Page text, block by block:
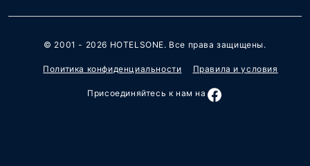
© 2001 - 2026 HOTELSONE. Все права защищены.
Политика конфиденциальности Правила и условия
Присоединяйтесь к нам на